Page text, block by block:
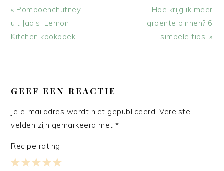
Vorig
bericht:
« Pompoenchutney –
uit Jadis’ Lemon
Kitchen kookboek
Volgend
bericht:
Hoe krijg ik meer
groente binnen? 6
simpele tips! »
INTERACTIES
GEEF EEN REACTIE
Je e-mailadres wordt niet gepubliceerd. Vereiste
velden zijn gemarkeerd met*
Recipe rating